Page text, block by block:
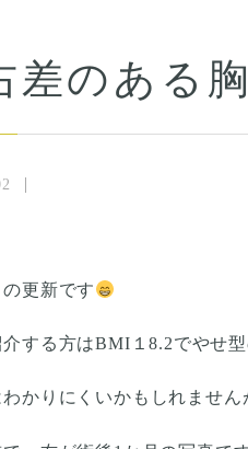
差のある
更新です
する方はBMI１8.2でやせ型
かりにくいかもしれませ